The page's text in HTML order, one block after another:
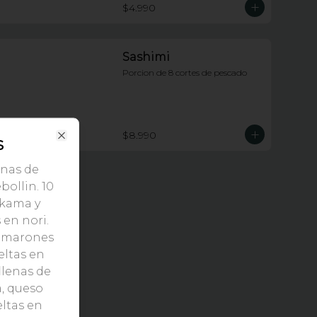
$4.990
Sashimi
Porcion de 8 cortes de pescado
$8.990
de
10
y
nori.
en
de
queso
en